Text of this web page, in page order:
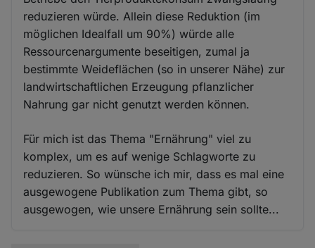
reduzieren würde. Allein diese Reduktion (im
möglichen Idealfall um 90%) würde alle
Ressourcenargumente beseitigen, zumal ja
bestimmte Weideflächen (so in unserer Nähe) zur
landwirtschaftlichen Erzeugung pflanzlicher
Nahrung gar nicht genutzt werden können.
Für mich ist das Thema "Ernährung" viel zu
komplex, um es auf wenige Schlagworte zu
reduzieren. So wünsche ich mir, dass es mal eine
ausgewogene Publikation zum Thema gibt, so
ausgewogen, wie unsere Ernährung sein sollte...